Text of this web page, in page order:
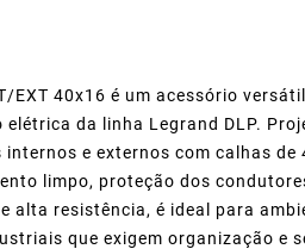
EXT 40x16 é um acessório versátil
da linha Legrand DLP.
e externos com calhas de
limpo, proteção dos
alta resistência, é ideal para
que exigem organização e